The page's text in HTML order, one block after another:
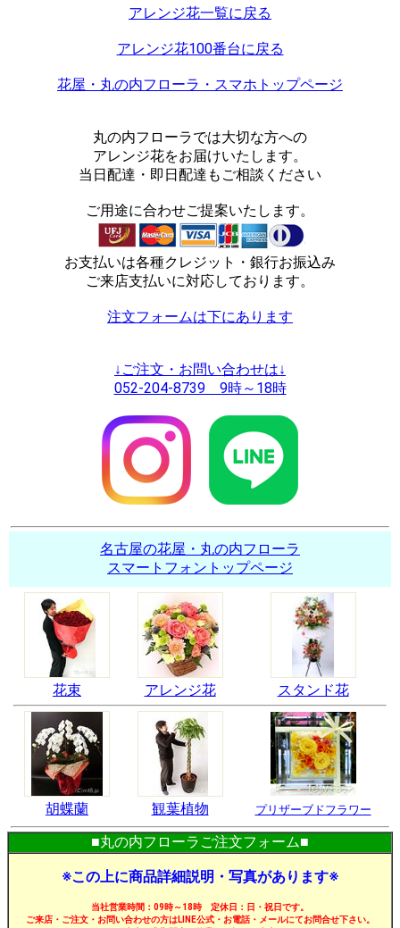
アレンジ花一覧に戻る
アレンジ花100番台に戻る
花屋・丸の内フローラ・スマホトップページ
丸の内フローラでは大切な方への
アレンジ花をお届けいたします。
当日配達・即日配達もご相談ください
ご用途に合わせご提案いたします。
お支払いは各種クレジット・銀行お振込み
ご来店支払いに対応しております。
注文フォームは下にあります
↓ご注文・お問い合わせは↓
052-204-8739 9時～18時
名古屋の花屋・丸の内フローラ
スマートフォントップページ
花束 アレンジ花 スタンド花
胡蝶蘭 観葉植物 プリザーブドフラワー
■丸の内フローラご注文フォーム■
※この上に商品詳細説明・写真があります※
当社営業時間：09時～18時 定休日：日・祝日です。
ご来店・ご注文・お問い合わせの方はLINE公式・お電話・メールにてお問合せ下さい。